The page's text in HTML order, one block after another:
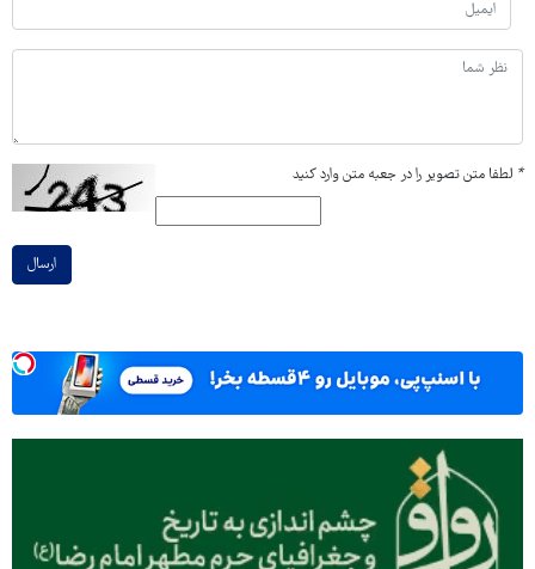
* لطفا متن تصویر را در جعبه متن وارد کنید
ارسال